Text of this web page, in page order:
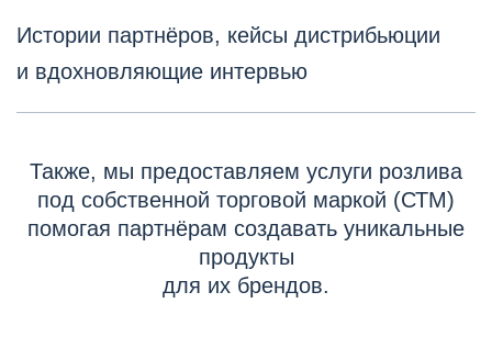
Истории партнёров, кейсы дистрибьюции
и вдохновляющие интервью
Также, мы предоставляем услуги розлива
под собственной торговой маркой (СТМ)
помогая партнёрам создавать уникальные
продукты
для их брендов.